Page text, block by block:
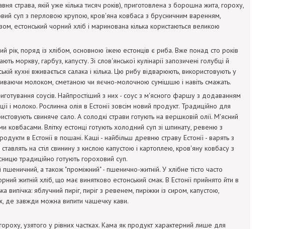
страва, якій уже кілька тисяч років), приготовлена з борошна жита, гороху,
суп з перловою крупою, кров'яна ковбаса з брусничним варенням,
естонський чорний хліб і маринована кілька користаються великою
рік, поряд із хлібом, основною їжею естонців є риба. Вже понад сто років
моркву, гарбуз, капусту. Зі слов'янської кулінарії запозичені голубці й
кухні вживається салака і кілька. Цю рибу відварюють, використовують у
молоком, сметаною чи яєчно-молочною сумішшю і навіть смажать.
соусів. Найпростіший з них - соус з м'ясного фаршу з додаванням
і молоко. Рослинна олія в Естонії зовсім новий продукт. Традиційно для
свиняче сало. А солодкі страви готують на вершковій олії. М'ясний
ковбасами. Влітку естонці готують холодний суп зі шпинату, ревеню з
в Естонії в пошані. Каші - найбільш древню страву Естонії - варять з
на стіл свинину з кислою капустою і картоплею, кров'яну ковбасу з
традиційно готують гороховий суп.
а також "проміжний" - пшенично-житній. У хлібне тісто часто
житній хліб, що має винятково естонський смак. В Естонії прийнято йти в
випічка: яблучний пиріг, пиріг з ревенем, пиріжки із сиром, капустою,
де завжди можна випити чашечку кави.
узятого у рівних частках. Кама як продукт характерний лише для